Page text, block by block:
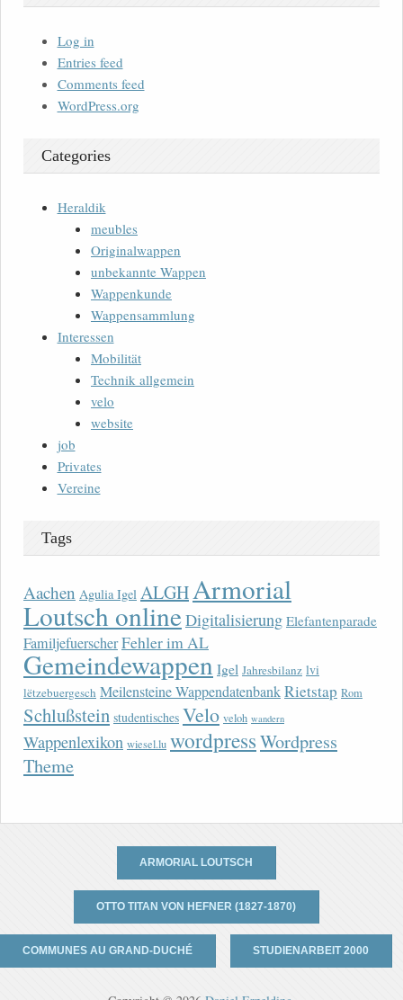
Log in
Entries feed
Comments feed
WordPress.org
Categories
Heraldik
meubles
Originalwappen
unbekannte Wappen
Wappenkunde
Wappensammlung
Interessen
Mobilität
Technik allgemein
velo
website
job
Privates
Vereine
Tags
Aachen Agulia Igel ALGHArmorial
Loutsch onlineDigitalisierung Elefantenparade
FamiljefuerscherFehler im AL
Gemeindewappen Igel Jahresbilanz lvi
lëtzebuergesch Meilensteine WappendatenbankRietstap Rom
Schlußstein studentisches Velo veloh wandern
Wappenlexikon wiesel.lu wordpressWordpress
Theme
ARMORIAL LOUTSCH
OTTO TITAN VON HEFNER (1827-1870)
COMMUNES AU GRAND-DUCHÉ STUDIENARBEIT 2000